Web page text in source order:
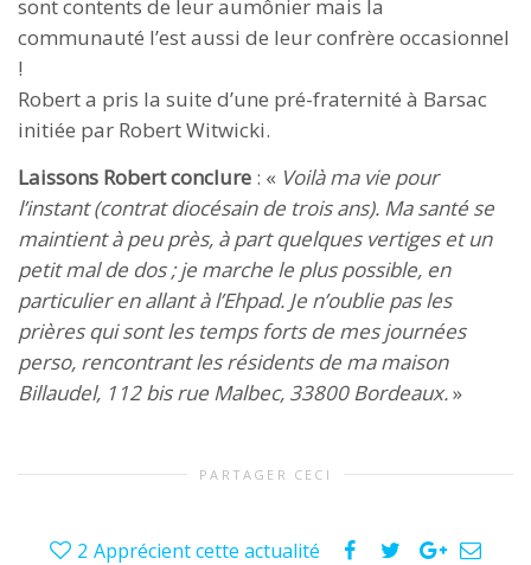
sont contents de leur aumônier mais la
communauté l’est aussi de leur confrère occasionnel
!
Robert a pris la suite d’une pré-fraternité à Barsac
initiée par Robert Witwicki.
Laissons Robert conclure : « Voilà ma vie pour
l’instant (contrat diocésain de trois ans). Ma santé se
maintient à peu près, à part quelques vertiges et un
petit mal de dos ; je marche le plus possible, en
particulier en allant à l’Ehpad. Je n’oublie pas les
prières qui sont les temps forts de mes journées
perso, rencontrant les résidents de ma maison
Billaudel, 112 bis rue Malbec, 33800 Bordeaux.»
PARTAGER CECI
2 Apprécient cette actualité